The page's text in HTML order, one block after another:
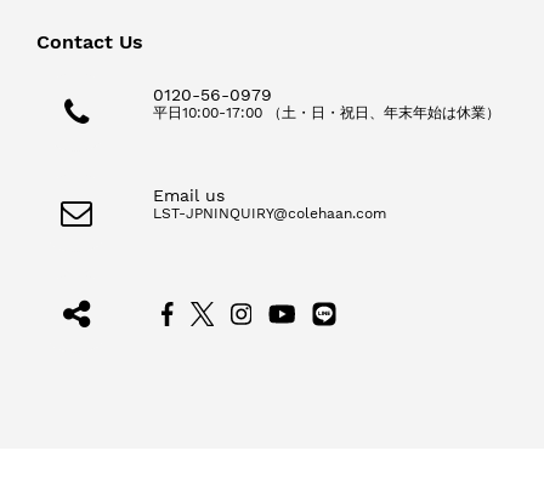
Contact Us
0120-56-0979
平日10:00-17:00 （土・日・祝日、年末年始は休業）
Email us
LST-JPNINQUIRY@colehaan.com